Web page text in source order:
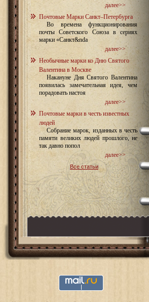
далее>>
Почтовые Марки Санкт–Петербурга
Во времена функционирования
почты Советского Союза в сериях
марки «Санкт&nda
далее>>
Необычные марки ко Дню Святого
Валентина в Москве
Накануне Дня Святого Валентина
появилась замечательная идея, чем
порадовать настоя
далее>>
Почтовые марки в честь известных
людей
Собрание марок, изданных в честь
памяти великих людей прошлого, не
так давно попол
далее>>
Все статьи